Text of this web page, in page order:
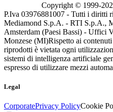
Copyright © 1999-
P.Iva 03976881007 - Tutti i diritti
Mediamond S.p.A. - RTI S.p.A.,
Amsterdam (Paesi Bassi) - Uffici
Monzese (MI)Rispetto ai
riprodotti è vietata ogni
sistemi di intelligenza artificiale
espresso di utilizzare mezzi
Legal
CorporatePrivacy PolicyCookie